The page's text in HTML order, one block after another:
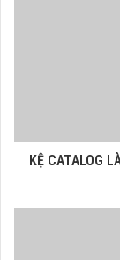
KỆ CATALOG